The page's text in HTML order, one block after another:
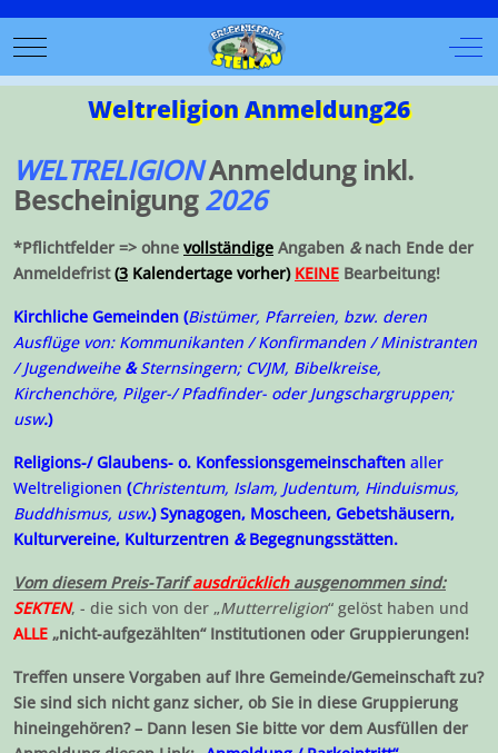
Mobile Menu Toggle Off-
Weltreligion Anmeldung26
WELTRELIGIONAnmeldung inkl.
Bescheinigung2026
*Pflichtfelder => ohne vollständige Angaben &nach Ende der
Anmeldefrist(3 Kalendertage vorher) KEINE Bearbeitung!
Kirchliche Gemeinden (Bistümer, Pfarreien, bzw. deren
Ausflüge von: Kommunikanten / Konfirmanden / Ministranten
/ Jugendweihe &Sternsingern; CVJM, Bibelkreise,
Kirchenchöre, Pilger-/ Pfadfinder- oder Jungschargruppen;
usw.)
Religions-/ Glaubens- o. Konfessionsgemeinschaften aller
Weltreligionen (Christentum, Islam, Judentum, Hinduismus,
Buddhismus, usw.) Synagogen, Moscheen, Gebetshäusern,
Kulturvereine, Kulturzentren &Begegnungsstätten.
Vom diesem Preis-Tarifausdrücklichausgenommen sind:
SEKTEN, - die sich von der „Mutterreligion“ gelöst haben und
ALLE „nicht-aufgezählten“ Institutionen oder Gruppierungen!
Treffen unsere Vorgaben auf Ihre Gemeinde/Gemeinschaft zu?
Sie sind sich nicht ganz sicher, ob Sie in diese Gruppierung
hineingehören? – Dann lesen Sie bitte vor dem Ausfüllen der